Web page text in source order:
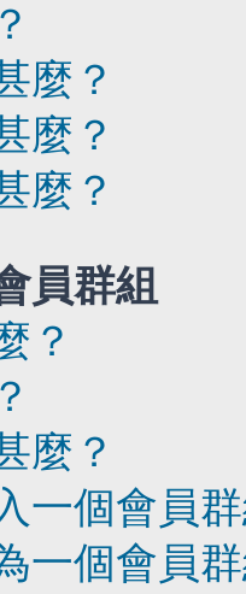
麼？
麼？
麼？
員群組
？
麼？
一個會員
一個會員